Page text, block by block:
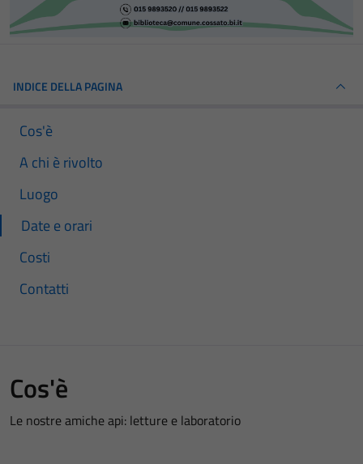
INDICE DELLA PAGINA
Cos'è
A chi è rivolto
Luogo
Date e orari
Costi
Contatti
Cos'è
Le nostre amiche api: letture e laboratorio